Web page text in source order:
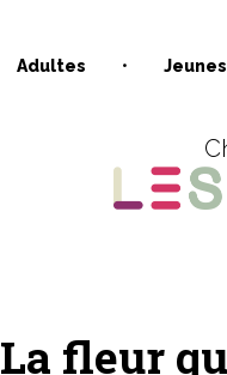
Adultes
La fleur